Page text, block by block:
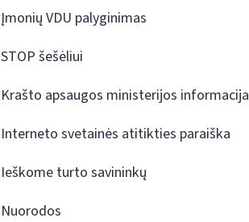
Įmonių VDU palyginimas
STOP šešėliui
Krašto apsaugos ministerijos informacija
Interneto svetainės atitikties paraiška
Ieškome turto savininkų
Nuorodos